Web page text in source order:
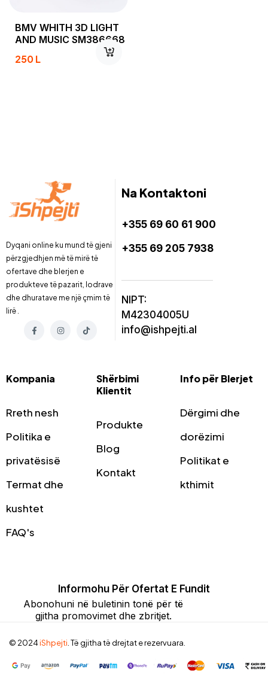
BMV WHITH 3D LIGHT
AND MUSIC SM386668
250L
Dyqani online ku mund të gjeni
përzgjedhjen më të mirë të
ofertave dhe blerjen e
produkteve të pazarit, lodrave
dhe dhuratave me një çmim të
lirë .
Na Kontaktoni
+355 69 60 61 900
+355 69 205 7938
NIPT:
M42304005U
info@ishpejti.al
Kompania
Rreth nesh
Politika e
privatësisë
Termat dhe
kushtet
FAQ's
Shërbimi
Klientit
Produkte
Blog
Kontakt
Info për Blerjet
Dërgimi dhe
dorëzimi
Politikat e
kthimit
Informohu Për Ofertat E Fundit
Abonohuni në buletinin tonë për të
gjitha promovimet dhe zbritjet.
© 2024iShpejti. Të gjitha të drejtat e rezervuara.